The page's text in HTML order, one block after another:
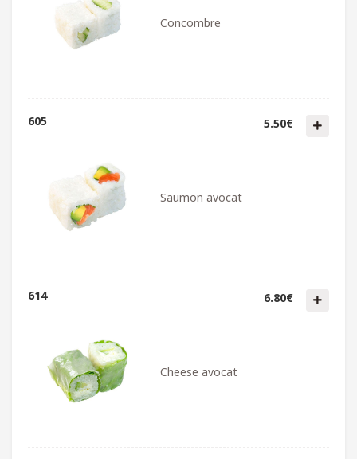
Concombre
605 5.50€
Saumon avocat
614 6.80€
Cheese avocat